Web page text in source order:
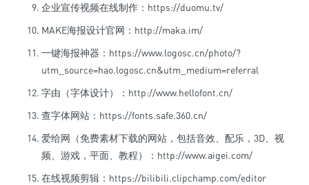
企业宣传视频在线制作：https://duomu.tv/
MAKE海报设计官网：http://maka.im/
一键海报神器：https://www.logosc.cn/photo/?
utm_source=hao.logosc.cn&utm_medium=referral
字由（字体设计）：http://www.hellofont.cn/
查字体网站：https://fonts.safe.360.cn/
爱给网（免费素材下载的网站，包括音效、配乐，3D、视
频、游戏，平面、教程）：http://www.aigei.com/
在线视频剪辑：https://bilibili.clipchamp.com/editor